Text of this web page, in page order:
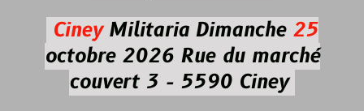
CineyMilitaria Dimanche 25
octobre 2026Rue du marché
couvert 3 - 5590 Ciney